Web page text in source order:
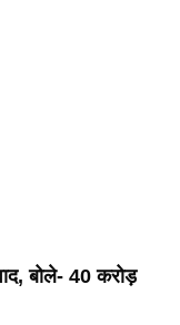
बोले- 40 करोड़